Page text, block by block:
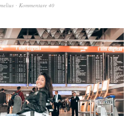
Kommentare 40